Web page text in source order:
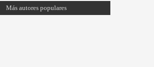
Más autores populares